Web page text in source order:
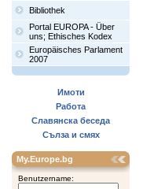
Bibliothek
Portal EUROPA - Über
uns; Ethisches Kodex
Europäisches Parlament
2007
Имоти
Работа
Славянска беседа
Сълза и смях
My.Europe.bg
Benutzername: